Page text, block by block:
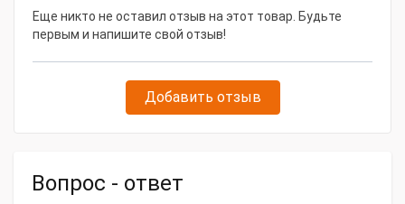
Комплектация:
Горелка аргоновая — 1 шт.
Еще никто не оставил отзыв на этот товар. Будьте
первым и напишите свой отзыв!
Добавить отзыв
Вопрос - ответ